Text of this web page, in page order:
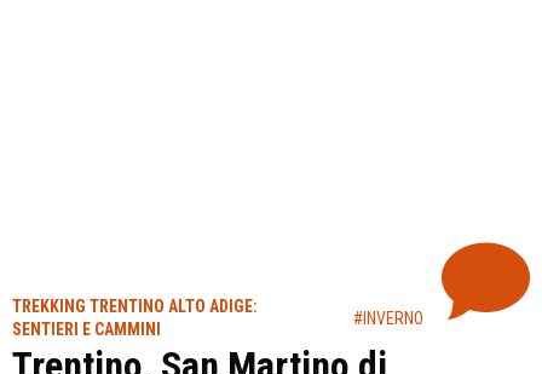
TREKKING TRENTINO ALTO ADIGE:
SENTIERI E CAMMINI
#INVERNO